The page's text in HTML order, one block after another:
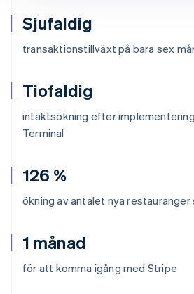
Sjufaldig
transaktionstillväxt på bara sex
Tiofaldig
intäktsökning efter
Terminal
126 %
ökning av antalet nya restauranger
1 månad
för att komma igång med Stripe